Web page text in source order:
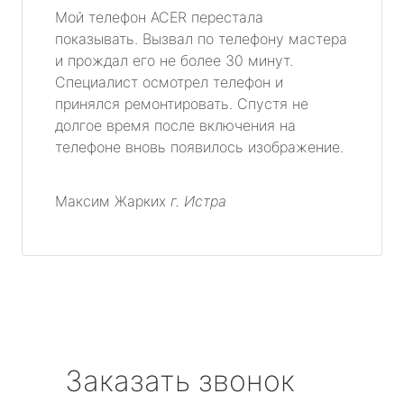
Мой телефон ACER перестала
показывать. Вызвал по телефону мастера
и прождал его не более 30 минут.
Специалист осмотрел телефон и
принялся ремонтировать. Спустя не
долгое время после включения на
телефоне вновь появилось изображение.
Максим Жарких г. Истра
Заказать звонок